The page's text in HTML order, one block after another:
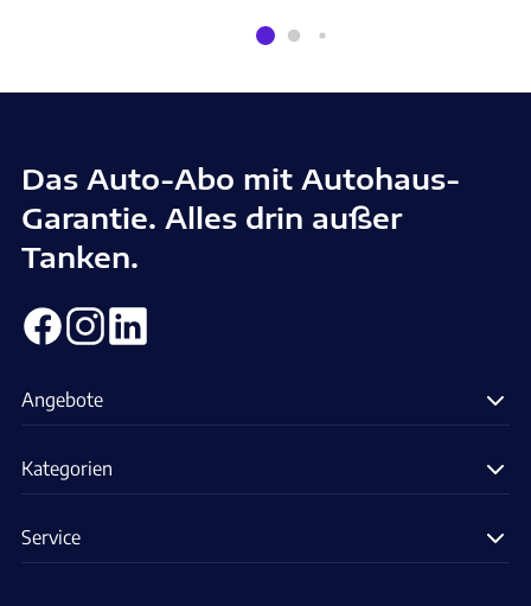
Das Auto-Abo mit Autohaus-
Garantie. Alles drin außer
Tanken.
Angebote
Kategorien
Service